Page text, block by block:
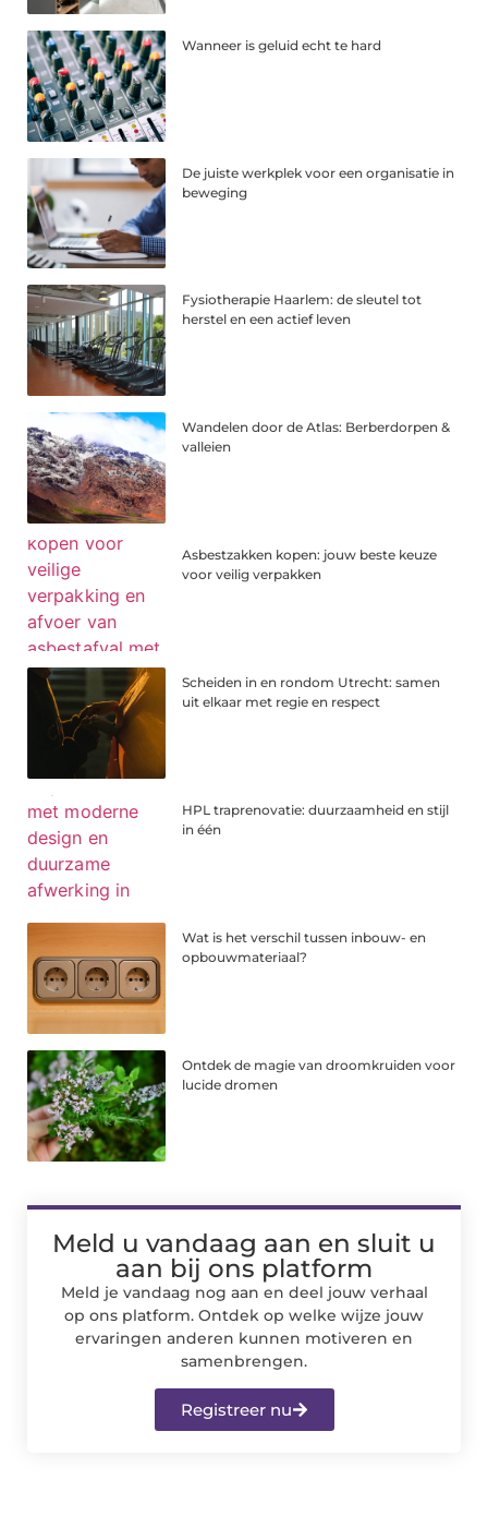
Wanneer is geluid echt te hard
De juiste werkplek voor een organisatie in
beweging
Fysiotherapie Haarlem: de sleutel tot
herstel en een actief leven
Wandelen door de Atlas: Berberdorpen &
valleien
Asbestzakken kopen: jouw beste keuze
voor veilig verpakken
Scheiden in en rondom Utrecht: samen
uit elkaar met regie en respect
HPL traprenovatie: duurzaamheid en stijl
in één
Wat is het verschil tussen inbouw- en
opbouwmateriaal?
Ontdek de magie van droomkruiden voor
lucide dromen
Meld u vandaag aan en sluit u
aan bij ons platform
Meld je vandaag nog aan en deel jouw verhaal
op ons platform. Ontdek op welke wijze jouw
ervaringen anderen kunnen motiveren en
samenbrengen.
Registreer nu